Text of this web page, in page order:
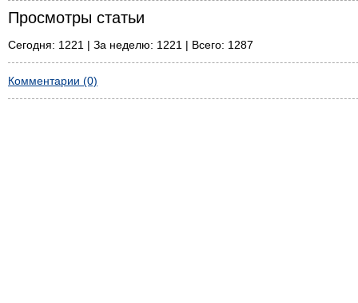
Просмотры статьи
Сегодня: 1221 | За неделю: 1221 | Всего: 1287
Комментарии (0)